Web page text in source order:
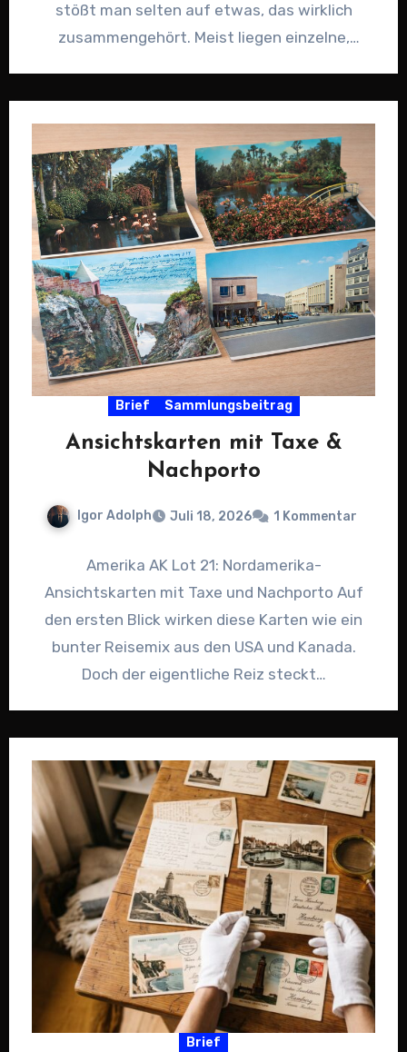
stößt man selten auf etwas, das wirklich
zusammengehört. Meist liegen einzelne,
Brief Sammlungsbeitrag
Ansichtskarten mit Taxe &
Nachporto
Igor Adolph Juli 18, 2026 1 Kommentar
Amerika AK Lot 21: Nordamerika-
Ansichtskarten mit Taxe und Nachporto Auf
den ersten Blick wirken diese Karten wie ein
bunter Reisemix aus den USA und Kanada.
Doch der eigentliche Reiz steckt…
Brief